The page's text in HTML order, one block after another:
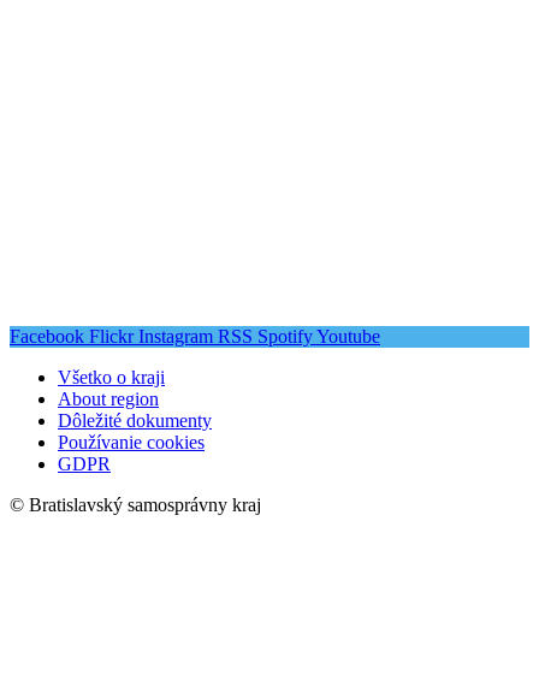
Facebook Flickr Instagram RSS SpotifyYoutube
Všetko o kraji
About region
Dôležité dokumenty
Používanie cookies
GDPR
© Bratislavský samosprávny kraj